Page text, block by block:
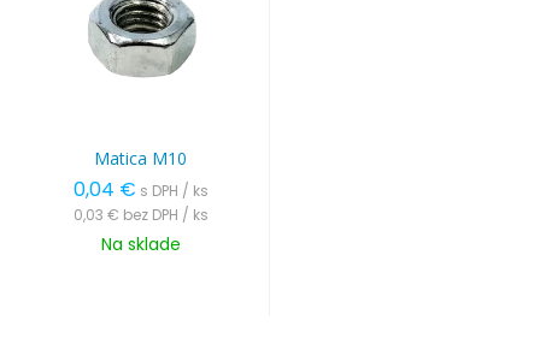
Matica M10
0,04 € s DPH / ks
0,03 € bez DPH / ks
Na sklade